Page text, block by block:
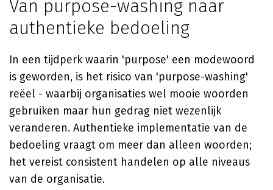
Van purpose-washing naar
authentieke bedoeling
In een tijdperk waarin 'purpose' een modewoord
is geworden, is het risico van 'purpose-washing'
reëel - waarbij organisaties wel mooie woorden
gebruiken maar hun gedrag niet wezenlijk
veranderen. Authentieke implementatie van de
bedoeling vraagt om meer dan alleen woorden;
het vereist consistent handelen op alle niveaus
van de organisatie.